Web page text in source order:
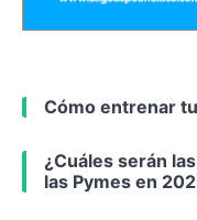
Cómo entrenar
¿Cuáles serán
las Pymes en